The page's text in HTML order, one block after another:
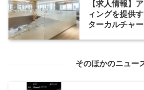
【求人情報】
ィングを提供
ターカルチャ
そのほかのニュー